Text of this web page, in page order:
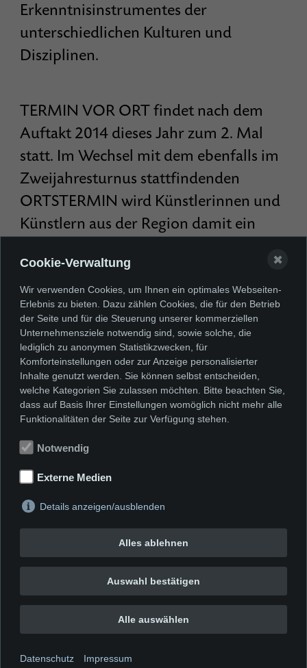
Erkenntnisinstrumentes der
unterschiedlichen Kulturen und
Disziplinen.
TERMIN VOR ORT findet nach dem
Auftakt 2014 dieses Jahr zum 2. Mal
statt. Im Wechsel mit dem ebenfalls im
Zweijahresturnus stattfindenden
ORTSTERMIN wird Künstlerinnen und
Künstlern aus der Region damit ein
größeren Publikum zu präsentieren. Die
VR Bank unterstützt als langjährige
Partnerin das Kunstmuseum Villa
Zanders und die regionale Kunstszene.
Mit Unterstützung von
Impressum
Cookie-Verwaltung
Wir verwenden Cookies, um Ihnen ein optimales Webseiten-
Erlebnis zu bieten. Dazu zählen Cookies, die für den Betrieb
der Seite und für die Steuerung unserer kommerziellen
Unternehmensziele notwendig sind, sowie solche, die
lediglich zu anonymen Statistikzwecken, für
Komforteinstellungen oder zur Anzeige personalisierter
Inhalte genutzt werden. Sie können selbst entscheiden,
welche Kategorien Sie zulassen möchten. Bitte beachten Sie,
dass auf Basis Ihrer Einstellungen womöglich nicht mehr alle
Funktionalitäten der Seite zur Verfügung stehen.
Notwendig
Externe Medien
Details anzeigen/ausblenden
Alles ablehnen
Auswahl bestätigen
Alle auswählen
Datenschutz Impressum
✖